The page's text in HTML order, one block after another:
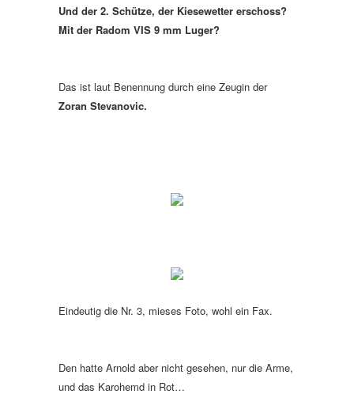
Und der 2. Schütze, der Kiesewetter erschoss?
Mit der Radom VIS 9 mm Luger?
Das ist laut Benennung durch eine Zeugin der
Zoran Stevanovic.
Eindeutig die Nr. 3, mieses Foto, wohl ein Fax.
Den hatte Arnold aber nicht gesehen, nur die Arme,
und das Karohemd in Rot…